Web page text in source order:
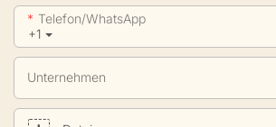
+1
Telefon/WhatsApp
Unternehmen